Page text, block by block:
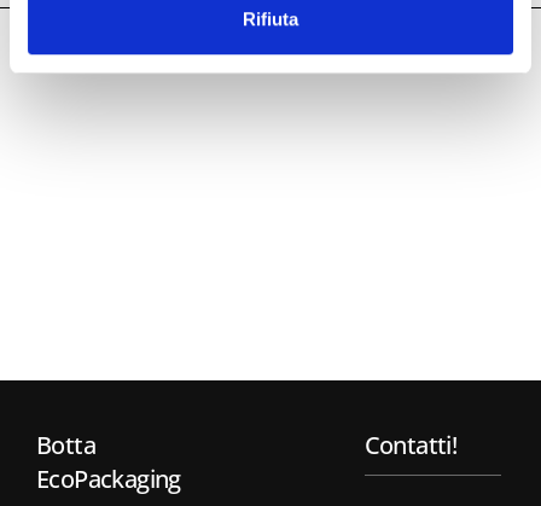
Rifiuta
Botta
EcoPackaging
Contatti!